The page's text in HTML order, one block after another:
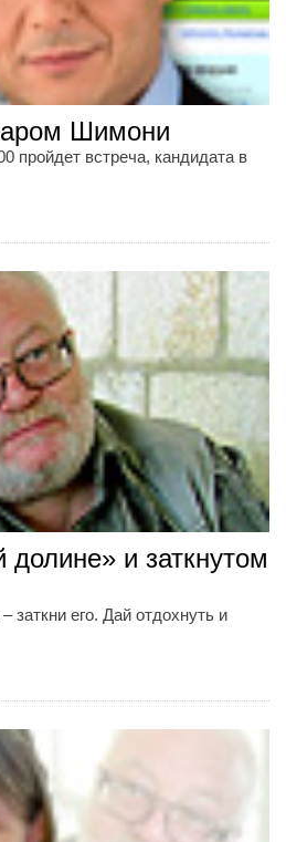
Шимони
пройдет встреча, кандидата в
и заткнутом
заткни его. Дай отдохнуть и